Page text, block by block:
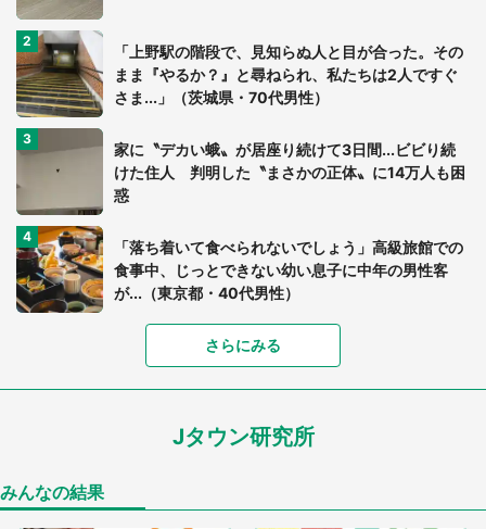
「上野駅の階段で、見知らぬ人と目が合った。その
まま『やるか？』と尋ねられ、私たちは2人ですぐ
さま...」（茨城県・70代男性）
家に〝デカい蛾〟が居座り続けて3日間...ビビり続
けた住人 判明した〝まさかの正体〟に14万人も困
惑
「落ち着いて食べられないでしょう」高級旅館での
食事中、じっとできない幼い息子に中年の男性客
が...（東京都・40代男性）
「富豪すぎ」1歳息子の〝店頭駄々こね〟の内容に1.
7万人驚がく 「お菓子売り場ならまだしも...」「ハ
ードル高い」
あまりにも四角すぎる猫、激写される 「これもう
さらにみる
Jタウン研究所
みんなの結果